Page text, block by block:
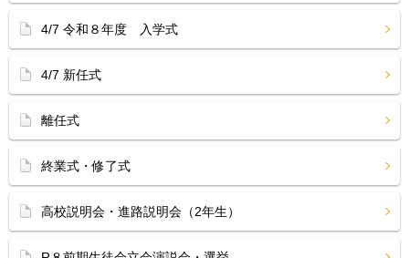
4/7 令和８年度 入学式
4/7 新任式
離任式
終業式・修了式
高校説明会・進路説明会（2年生）